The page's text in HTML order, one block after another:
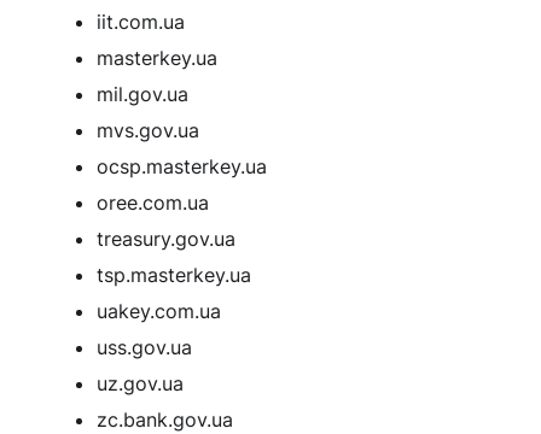
iit.com.ua
masterkey.ua
mil.gov.ua
mvs.gov.ua
ocsp.masterkey.ua
oree.com.ua
treasury.gov.ua
tsp.masterkey.ua
uakey.com.ua
uss.gov.ua
uz.gov.ua
zc.bank.gov.ua